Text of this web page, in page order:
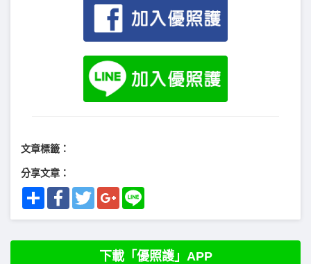
文章標籤：
分享文章：
Share FacebookTwitterGoogle+
下載「優照護」APP